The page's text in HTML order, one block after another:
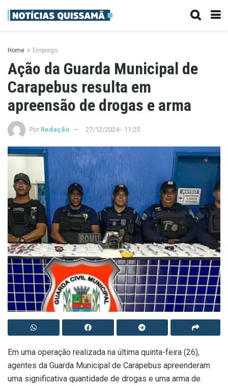
Home Emprego
Ação da Guarda Municipal de
Carapebus resulta em
apreensão de drogas e arma
Por Redação 27/12/2024 - 11:25
Em uma operação realizada na última quinta-feira (26),
agentes da Guarda Municipal de Carapebus apreenderam
uma significativa quantidade de drogas e uma arma de